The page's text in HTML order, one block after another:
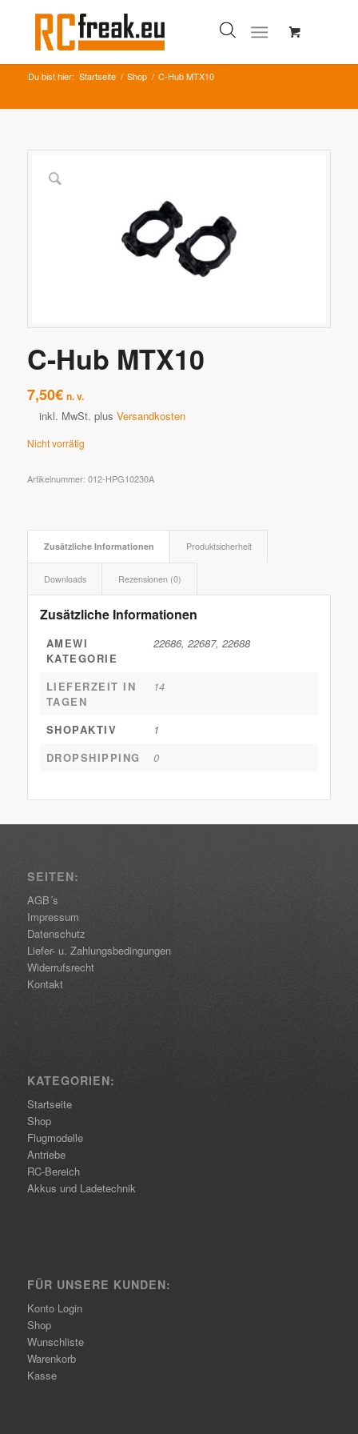
Du bist hier: Startseite / Shop / C-Hub MTX10
C-Hub MTX10
7,50€ n. v.
inkl. MwSt. plus Versandkosten
Nicht vorrätig
Artikelnummer: 012-HPG10230A
Zusätzliche Informationen Produktsicherheit
Downloads Rezensionen (0)
Zusätzliche Informationen
AMEWI
KATEGORIE
22686, 22687, 22688
LIEFERZEIT IN
TAGEN
14
SHOPAKTIV
1
DROPSHIPPING
0
SEITEN:
AGB´s
Impressum
Datenschutz
Liefer- u. Zahlungsbedingungen
Widerrufsrecht
Kontakt
KATEGORIEN:
Startseite
Shop
Flugmodelle
Antriebe
RC-Bereich
Akkus und Ladetechnik
FÜR UNSERE KUNDEN:
Konto Login
Shop
Wunschliste
Warenkorb
Kasse